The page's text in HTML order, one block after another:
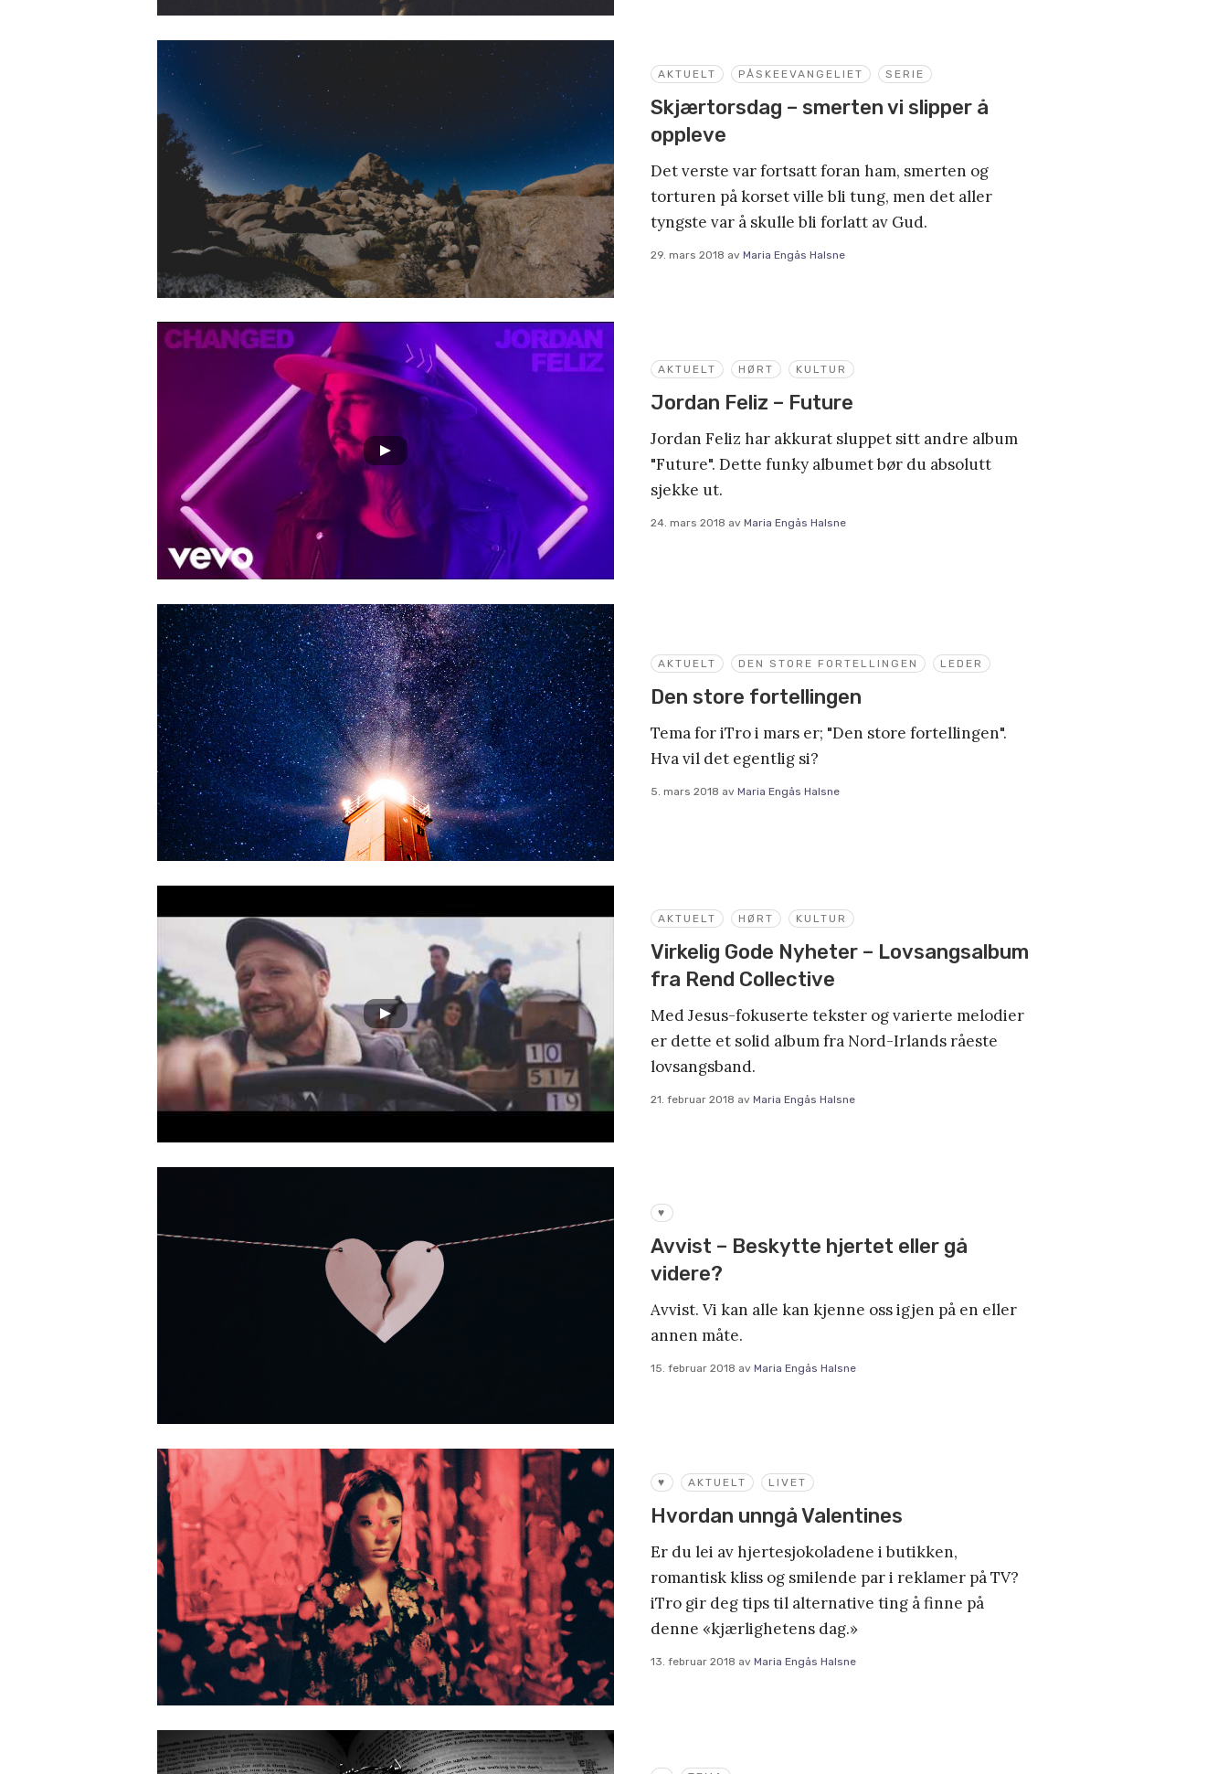
AKTUELT PÅSKEEVANGELIET SERIE
Skjærtorsdag – smerten vi slipper å
oppleve
Det verste var fortsatt foran ham, smerten og
torturen på korset ville bli tung, men det aller
tyngste var å skulle bli forlatt av Gud.
29. mars 2018 av Maria Engås Halsne
AKTUELT HØRT KULTUR
Jordan Feliz – Future
Jordan Feliz har akkurat sluppet sitt andre album
"Future". Dette funky albumet bør du absolutt
sjekke ut.
24. mars 2018 av Maria Engås Halsne
AKTUELT DEN STORE FORTELLINGEN LEDER
Den store fortellingen
Tema for iTro i mars er; "Den store fortellingen".
Hva vil det egentlig si?
5. mars 2018 av Maria Engås Halsne
AKTUELT HØRT KULTUR
Virkelig Gode Nyheter – Lovsangsalbum
fra Rend Collective
Med Jesus-fokuserte tekster og varierte melodier
er dette et solid album fra Nord-Irlands råeste
lovsangsband.
21. februar 2018 av Maria Engås Halsne
♥
Avvist – Beskytte hjertet eller gå
videre?
Avvist. Vi kan alle kan kjenne oss igjen på en eller
annen måte.
15. februar 2018 av Maria Engås Halsne
♥ AKTUELT LIVET
Hvordan unngå Valentines
Er du lei av hjertesjokoladene i butikken,
romantisk kliss og smilende par i reklamer på TV?
iTro gir deg tips til alternative ting å finne på
denne «kjærlighetens dag.»
13. februar 2018 av Maria Engås Halsne